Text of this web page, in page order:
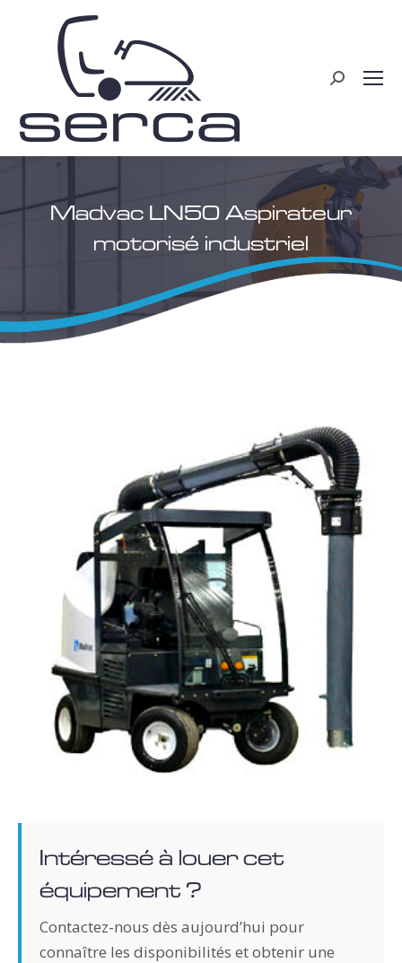
Recherche
Madvac LN50 Aspirateur
motorisé industriel
Intéressé à louer cet
équipement ?
Contactez-nous dès aujourd’hui pour
connaître les disponibilités et obtenir une